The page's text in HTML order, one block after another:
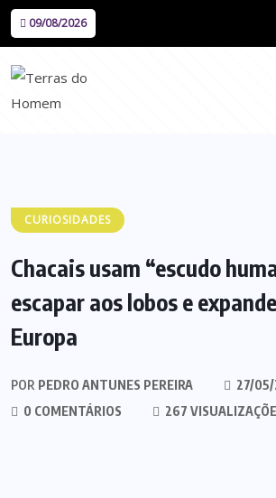
09/08/2026
CURIOSIDADES
Chacais usam “escudo
escapar aos lobos e
Europa
POR PEDRO ANTUNES PEREIRA
27/
0 COMENTÁRIOS
267